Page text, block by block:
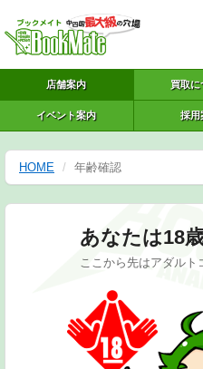
店舗案内 買取に
イベント案内 採用
HOME 年齢確認
あなたは18
ここから先はアダルト